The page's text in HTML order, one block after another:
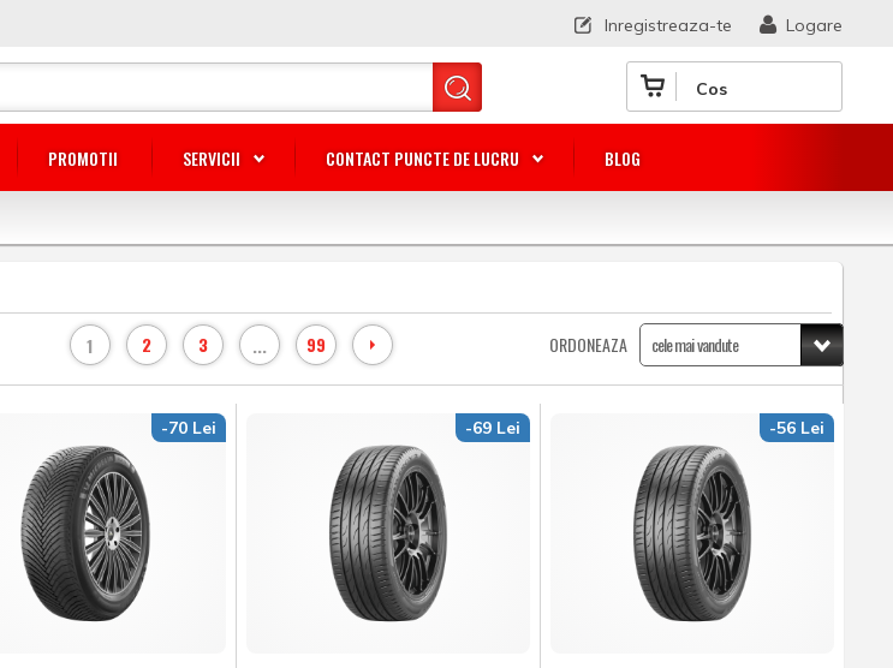
Cos
PROMOTII SERVICII CONTACT PUNCTE DE LUCRU BLOG
Logare
Inregistreaza-te
ORDONEAZA
1 2 3 ... 99
-70 Lei -69 Lei -56 Lei